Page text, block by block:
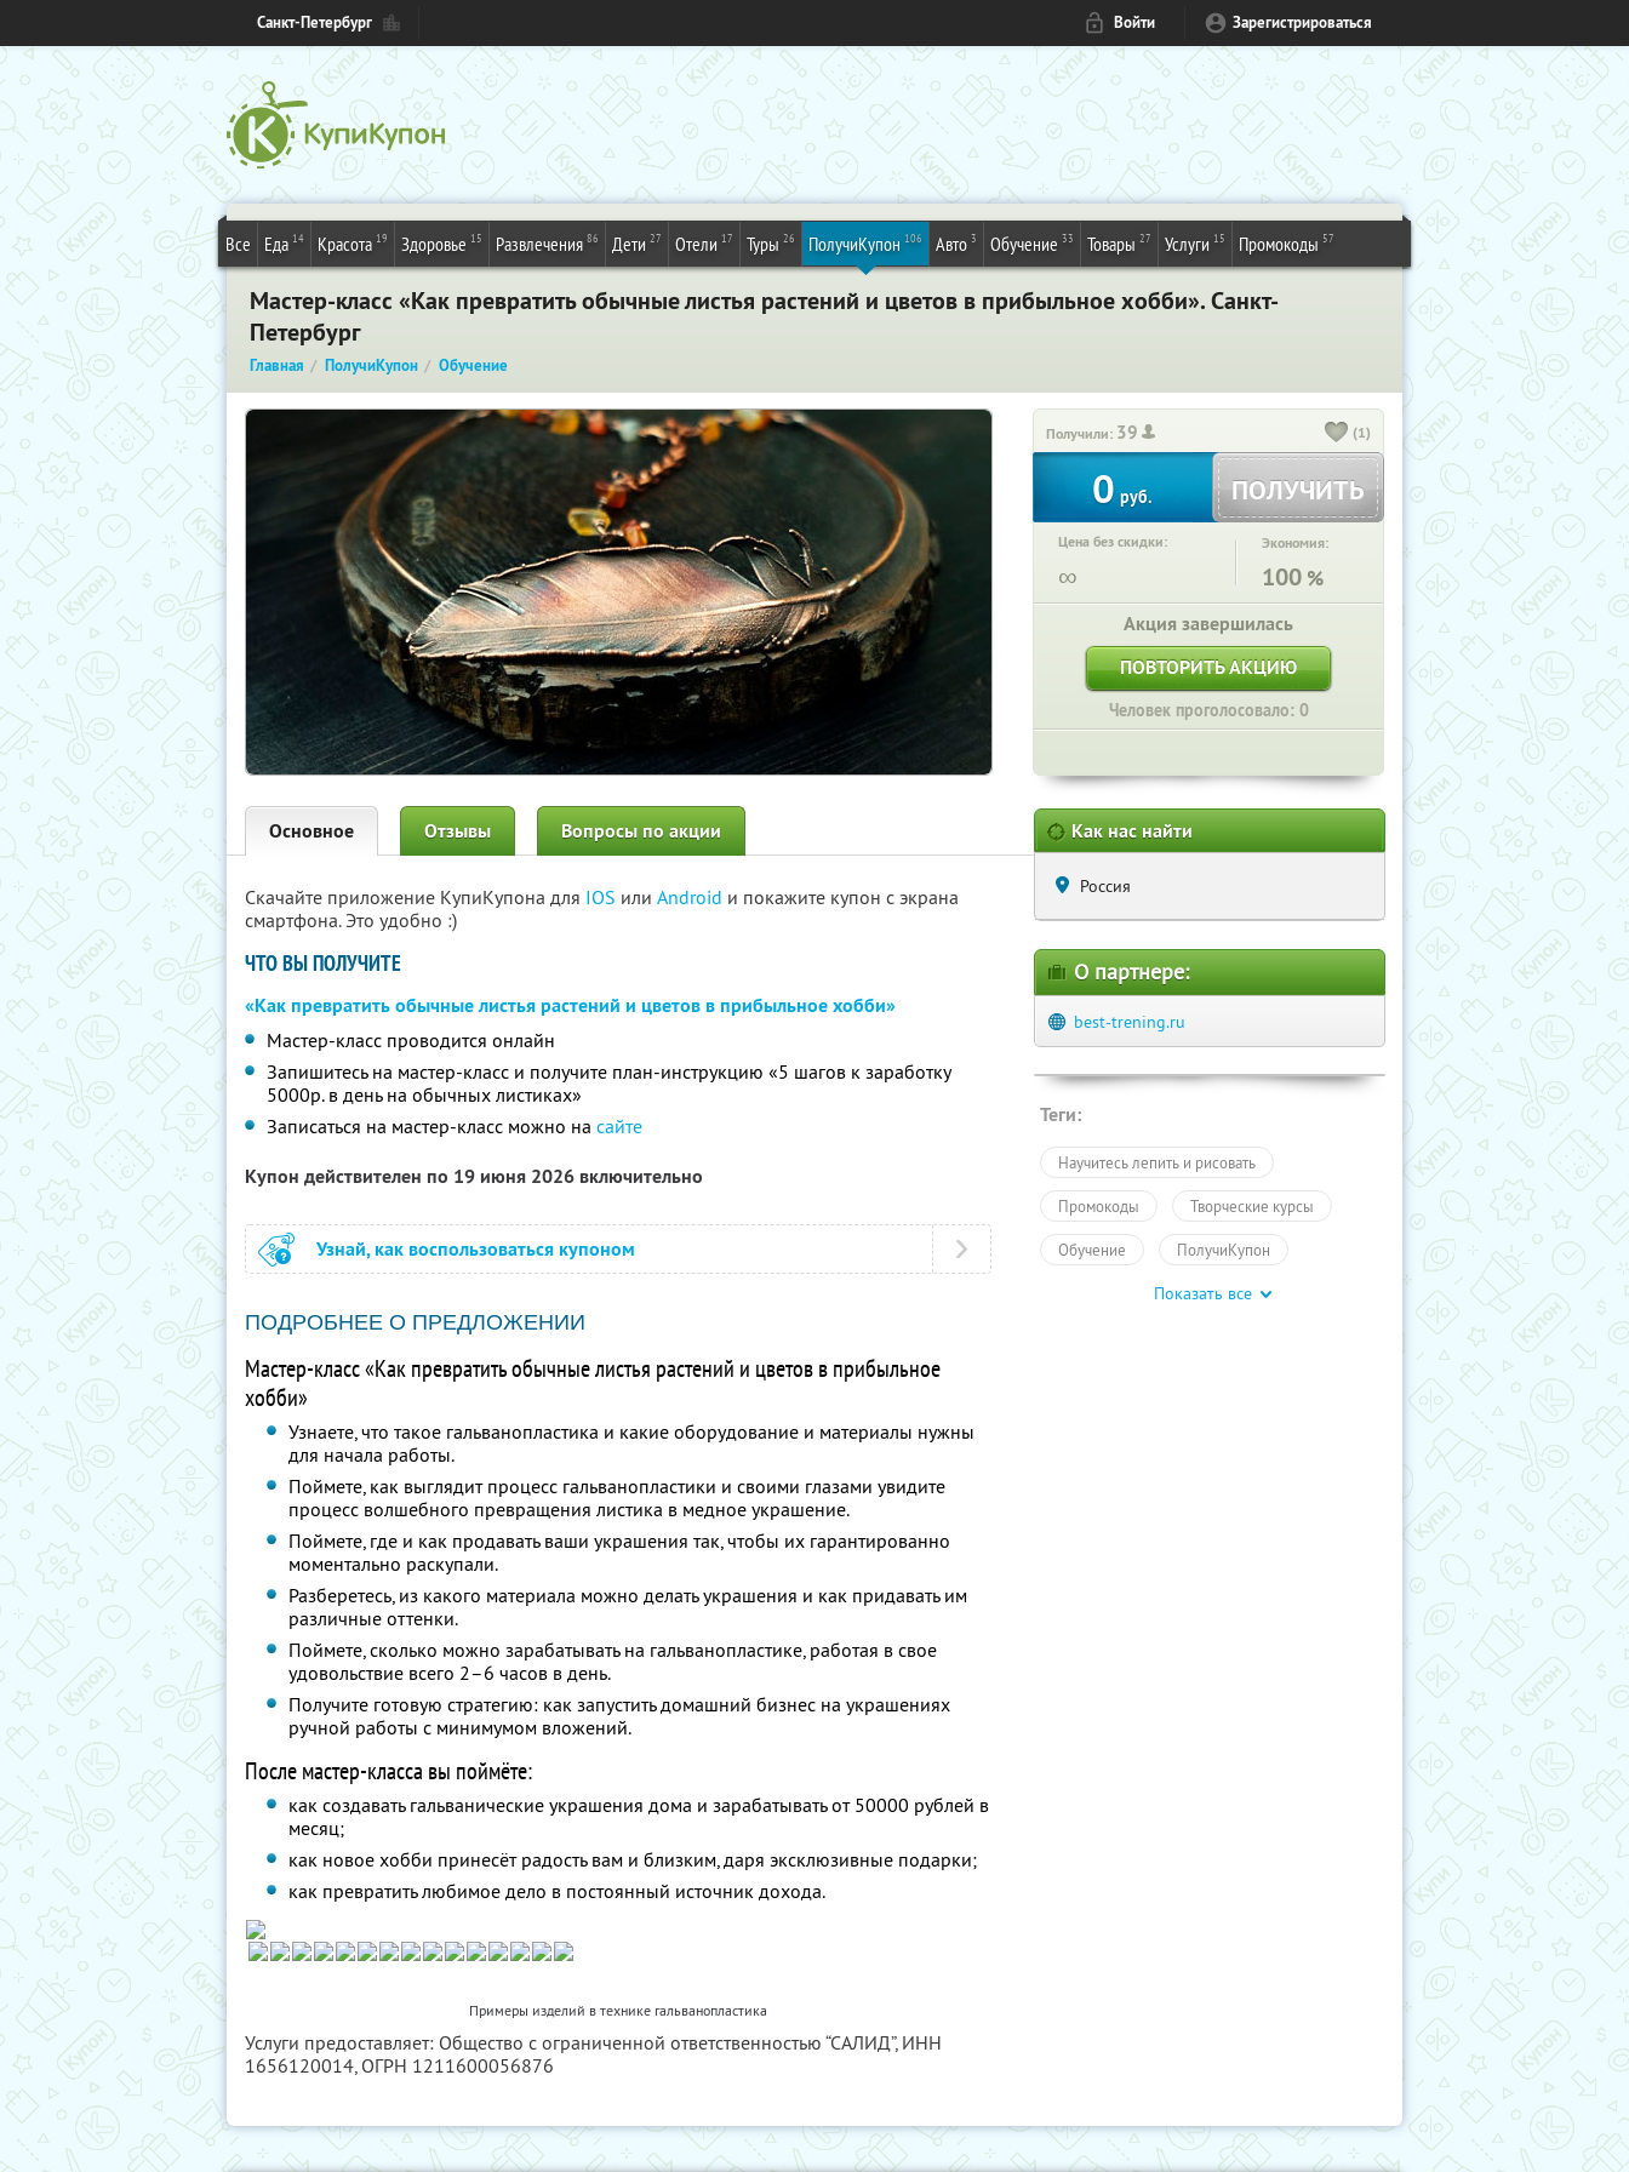
Санкт-Петербург Войти Зарегистрироваться
Все Еда 14 Красота 19 Здоровье 15 Развлечения 86 Дети 27 Отели 17 Туры 26 ПолучиКупон 106 Авто 3 Обучение 33 Товары 27 Услуги 15 Промокоды 57
Мастер-класс «Как превратить обычные листья растений и цветов в прибыльное хобби». Санкт-
Петербург
Главная ПолучиКупон Обучение
Получили: 39 (1)
0 руб. ПОЛУЧИТЬ
Цена без скидки:
∞
Экономия:
100 %
Акция завершилась
ПОВТОРИТЬ АКЦИЮ
Человек проголосовало: 0
Основное Отзывы Вопросы по акции
Скачайте приложение КупиКупона для IOS или Android и покажите купон с экрана
смартфона. Это удобно :)
ЧТО ВЫ ПОЛУЧИТЕ
«Как превратить обычные листья растений и цветов в прибыльное хобби»
Мастер-класс проводится онлайн
Запишитесь на мастер-класс и получите план-инструкцию «5 шагов к заработку
5000р. в день на обычных листиках»
Записаться на мастер-класс можно на сайте
Купон действителен по 19 июня 2026 включительно
Узнай, как воспользоваться купоном
ПОДРОБНЕЕ О ПРЕДЛОЖЕНИИ
Мастер-класс «Как превратить обычные листья растений и цветов в прибыльное
хобби»
Узнаете, что такое гальванопластика и какие оборудование и материалы нужны
для начала работы.
Поймете, как выглядит процесс гальванопластики и своими глазами увидите
процесс волшебного превращения листика в медное украшение.
Поймете, где и как продавать ваши украшения так, чтобы их гарантированно
моментально раскупали.
Разберетесь, из какого материала можно делать украшения и как придавать им
различные оттенки.
Поймете, сколько можно зарабатывать на гальванопластике, работая в свое
удовольствие всего 2–6 часов в день.
Получите готовую стратегию: как запустить домашний бизнес на украшениях
ручной работы с минимумом вложений.
После мастер-класса вы поймёте:
как создавать гальванические украшения дома и зарабатывать от 50000 рублей в
месяц;
как новое хобби принесёт радость вам и близким, даря эксклюзивные подарки;
как превратить любимое дело в постоянный источник дохода.
Примеры изделий в технике гальванопластика
Услуги предоставляет: Общество с ограниченной ответственностью “САЛИД”, ИНН
1656120014, ОГРН 1211600056876
Как нас найти
Россия
О партнере:
best-trening.ru
Теги:
Научитесь лепить и рисовать
Промокоды Творческие курсы
Обучение ПолучиКупон
Обучение
Показать все